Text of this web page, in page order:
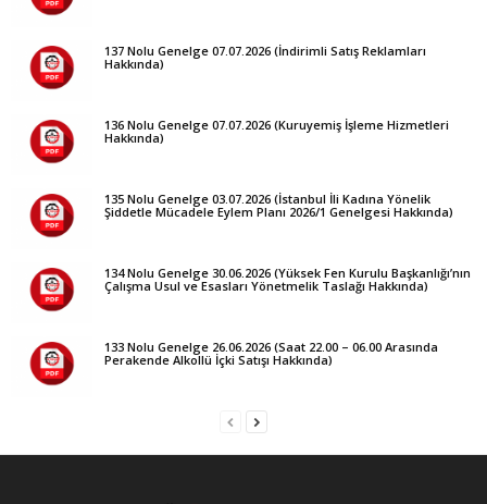
137 Nolu Genelge 07.07.2026 (İndirimli Satış Reklamları
Hakkında)
136 Nolu Genelge 07.07.2026 (Kuruyemiş İşleme Hizmetleri
Hakkında)
135 Nolu Genelge 03.07.2026 (İstanbul İli Kadına Yönelik
Şiddetle Mücadele Eylem Planı 2026/1 Genelgesi Hakkında)
134 Nolu Genelge 30.06.2026 (Yüksek Fen Kurulu Başkanlığı’nın
Çalışma Usul ve Esasları Yönetmelik Taslağı Hakkında)
133 Nolu Genelge 26.06.2026 (Saat 22.00 – 06.00 Arasında
Perakende Alkollü İçki Satışı Hakkında)